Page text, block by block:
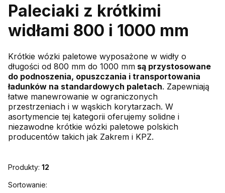
Paleciaki z krótkimi
widłami 800 i 1000 mm
Krótkie wózki paletowe wyposażone w widły o
długości od 800 mm do 1000 mm są przystosowane
do podnoszenia, opuszczania i transportowania
ładunków na standardowych paletach. Zapewniają
łatwe manewrowanie w ograniczonych
przestrzeniach i w wąskich korytarzach. W
asortymencie tej kategorii oferujemy solidne i
niezawodne krótkie wózki paletowe polskich
producentów takich jak Zakrem i KPZ.
Produkty: 12
Lista produktów
Sortowanie: